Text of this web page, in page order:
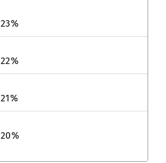
23%
22%
21%
20%